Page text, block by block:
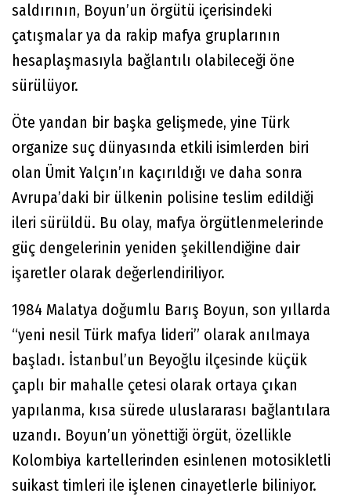
saldırının, Boyun’un örgütü içerisindeki
çatışmalar ya da rakip mafya gruplarının
hesaplaşmasıyla bağlantılı olabileceği öne
sürülüyor.
Öte yandan bir başka gelişmede, yine Türk
organize suç dünyasında etkili isimlerden biri
olan Ümit Yalçın’ın kaçırıldığı ve daha sonra
Avrupa’daki bir ülkenin polisine teslim edildiği
ileri sürüldü. Bu olay, mafya örgütlenmelerinde
güç dengelerinin yeniden şekillendiğine dair
işaretler olarak değerlendiriliyor.
1984 Malatya doğumlu Barış Boyun, son yıllarda
“yeni nesil Türk mafya lideri” olarak anılmaya
başladı. İstanbul’un Beyoğlu ilçesinde küçük
çaplı bir mahalle çetesi olarak ortaya çıkan
yapılanma, kısa sürede uluslararası bağlantılara
uzandı. Boyun’un yönettiği örgüt, özellikle
Kolombiya kartellerinden esinlenen motosikletli
suikast timleri ile işlenen cinayetlerle biliniyor.